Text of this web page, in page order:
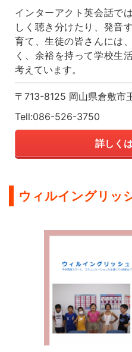
インターアクト英会話で
しく聴き分けたり、発音
育て、生徒の皆さんには
く、余裕を持って学校生
考えています。
〒713-8125 岡山県倉敷市
Tell:086-526-3750
詳しく
ウィルイングリッ